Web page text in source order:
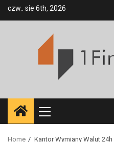
czw.. sie 6th, 2026
Menu
Home Kantor Wymiany Walut